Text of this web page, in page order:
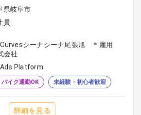
県岐阜市
員
シーナシーナ尾張旭 ＊雇用
会社
Ads Platform
バイク通勤OK 未経験・初心者歓迎
詳細を見る